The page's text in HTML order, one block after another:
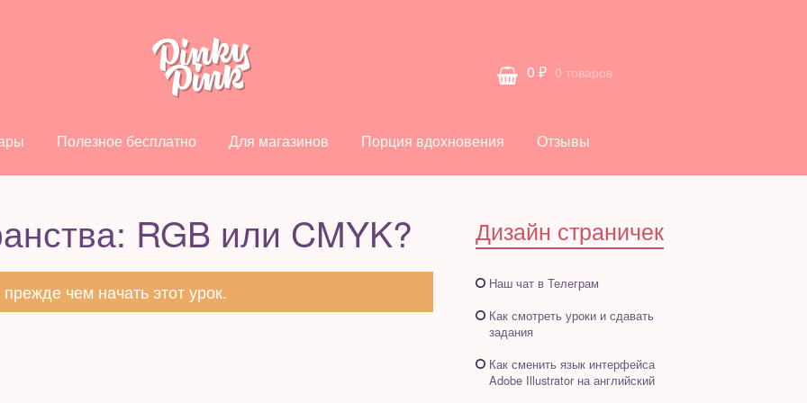
Полезное бесплатно Для магазинов Порция вдохновения Отзывы
0 ₽ 0 товаров
RGB или CMYK?
прежде чем начать этот урок.
Дизайн страничек
Наш чат в Телеграм
Как смотреть уроки и сдавать
задания
Как сменить язык интерфейса
Adobe Illustrator на английский